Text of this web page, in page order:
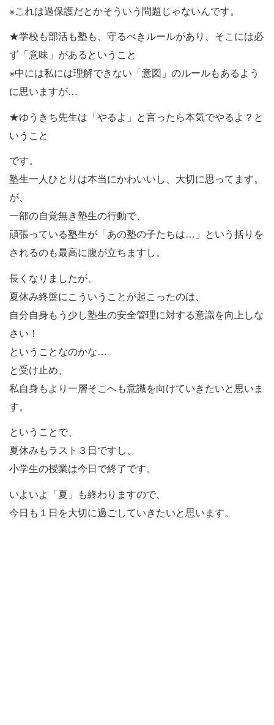
※これは過保護だとかそういう問題じゃないんです。
★学校も部活も塾も、守るべきルールがあり、そこには必
ず「意味」があるということ
※中には私には理解できない「意図」のルールもあるよう
に思いますが…
★ゆうきち先生は「やるよ」と言ったら本気でやるよ？と
いうこと
です。
塾生一人ひとりは本当にかわいいし、大切に思ってます。
が、
一部の自覚無き塾生の行動で、
頑張っている塾生が「あの塾の子たちは…」という括りを
されるのも最高に腹が立ちますし。
長くなりましたが、
夏休み終盤にこういうことが起こったのは、
自分自身もう少し塾生の安全管理に対する意識を向上しな
さい！
ということなのかな…
と受け止め、
私自身もより一層そこへも意識を向けていきたいと思いま
す。
ということで、
夏休みもラスト３日ですし、
小学生の授業は今日で終了です。
いよいよ「夏」も終わりますので、
今日も１日を大切に過ごしていきたいと思います。